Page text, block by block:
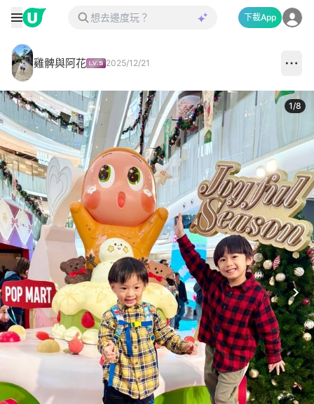
下載App
雞髀與阿花 2025/12/21
1/8